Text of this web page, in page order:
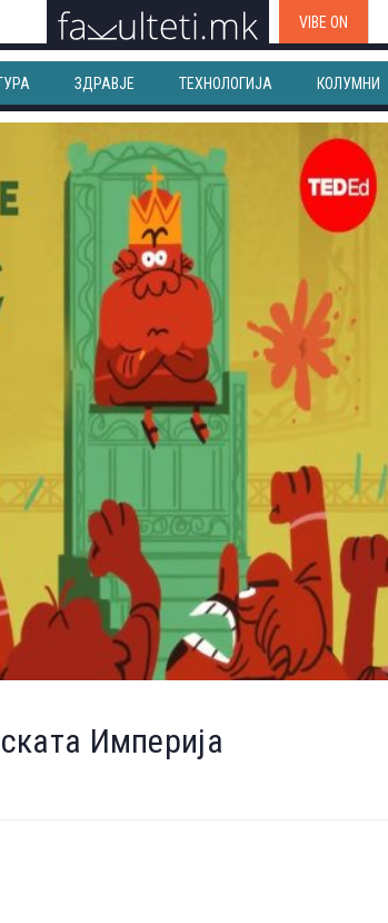
VIBE ON
ЗДРАВЈЕ ТЕХНОЛОГИЈА КОЛУМНИ
Империја